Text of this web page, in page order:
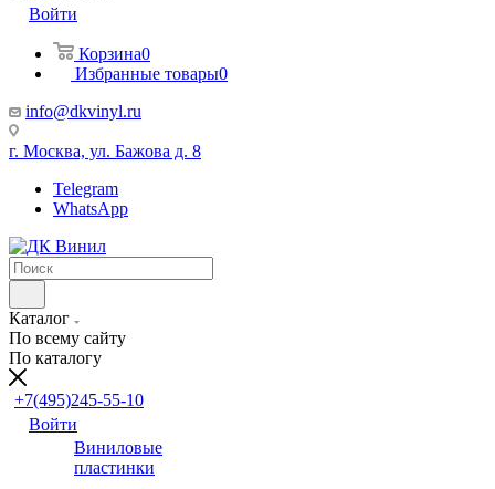
Войти
Корзина0
Избранные товары0
info@dkvinyl.ru
г. Москва, ул. Бажова д. 8
Telegram
WhatsApp
Каталог
По всему сайту
По каталогу
+7(495)245-55-10
Войти
Виниловые
пластинки